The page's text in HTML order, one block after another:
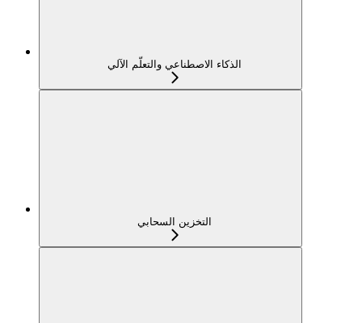
الذكاء الاصطناعي والتعلّم الآلي
التخزين السحابي